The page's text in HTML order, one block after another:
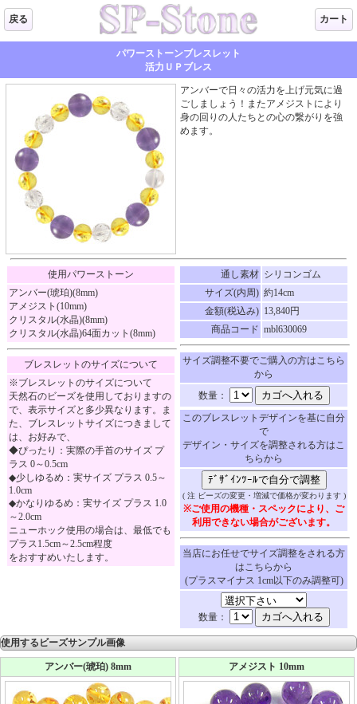
戻る カート
パワーストーンブレスレット
活力ＵＰブレス
アンバーで日々の活力を上げ元気に過
ごしましょう！またアメジストにより
身の回りの人たちとの心の繋がりを強
めます。
使用パワーストーン
アンバー(琥珀)(8mm)
アメジスト(10mm)
クリスタル(水晶)(8mm)
クリスタル(水晶)64面カット(8mm)
ブレスレットのサイズについて
※ブレスレットのサイズについて
天然石のビーズを使用しておりますの
で、表示サイズと多少異なります。ま
た、ブレスレットサイズにつきまして
は、お好みで、
◆ぴったり：実際の手首のサイズ プ
ラス 0～0.5cm
◆少しゆるめ：実サイズ プラス 0.5～
1.0cm
◆かなりゆるめ：実サイズ プラス 1.0
～2.0cm
ニューホック使用の場合は、最低でも
プラス1.5cm～2.5cm程度
をおすすめいたします。
通し素材 シリコンゴム
サイズ(内周) 約14cm
金額(税込み) 13,840円
商品コード mbl630069
サイズ調整不要でご購入の方はこちら
から
数量：
このブレスレットデザインを基に自分
で
デザイン・サイズを調整される方はこ
ちらから
( 注 ビーズの変更・増減で価格が変わります )
※ご使用の機種・スペックにより、ご
利用できない場合がございます。
当店にお任せでサイズ調整をされる方
はこちらから
(プラスマイナス 1cm以下のみ調整可)
数量：
使用するビーズサンプル画像
アンバー(琥珀) 8mm アメジスト 10mm